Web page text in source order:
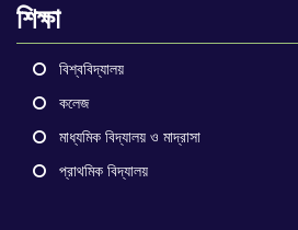
শিক্ষা
বিশ্ববিদ্যালয়
কলেজ
মাধ্যমিক বিদ্যালয় ও মাদ্রাসা
প্রাথমিক বিদ্যালয়